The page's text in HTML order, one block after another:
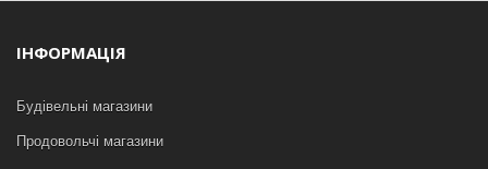
ІНФОРМАЦІЯ
Будівельні магазини
Продовольчі магазини